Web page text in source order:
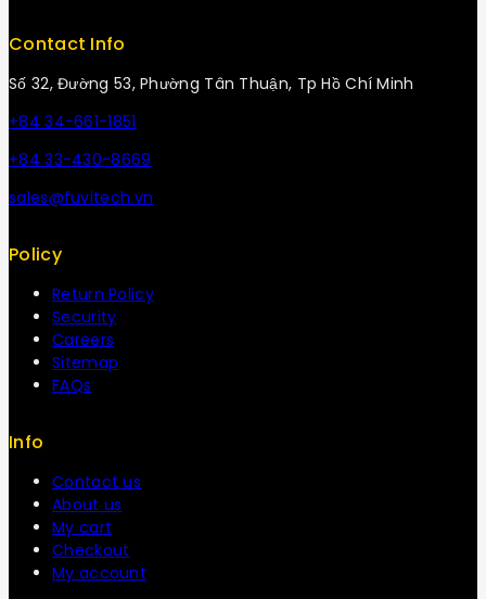
Contact Info
Số 32, Đường 53, Phường Tân Thuận, Tp Hồ Chí Minh
+84 34-661-1851
+84 33-430-8669
sales@fuvitech.vn
Policy
Return Policy
Security
Careers
Sitemap
FAQs
Info
Contact us
About us
My cart
Checkout
My account